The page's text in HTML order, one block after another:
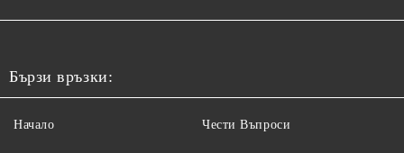
Бързи връзки:
Начало Чести Въпроси